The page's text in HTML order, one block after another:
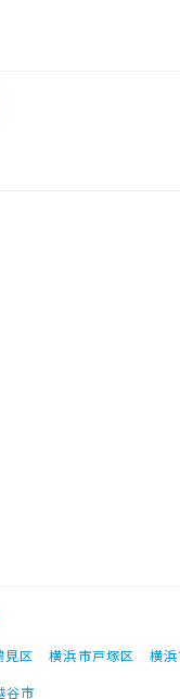
見区 横浜市戸塚区
横
谷市